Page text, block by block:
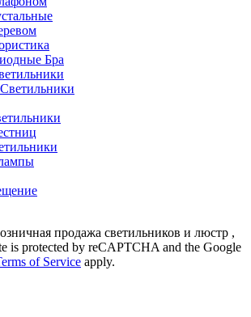
Бра
продажа светильников и люстр ,
is protected by reCAPTCHA and the Google
of Service apply.